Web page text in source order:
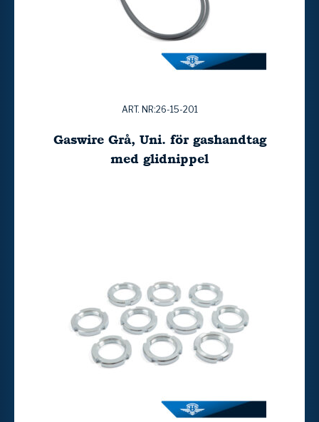
ART. NR:26-15-201
Gaswire Grå, Uni. för gashandtag
med glidnippel